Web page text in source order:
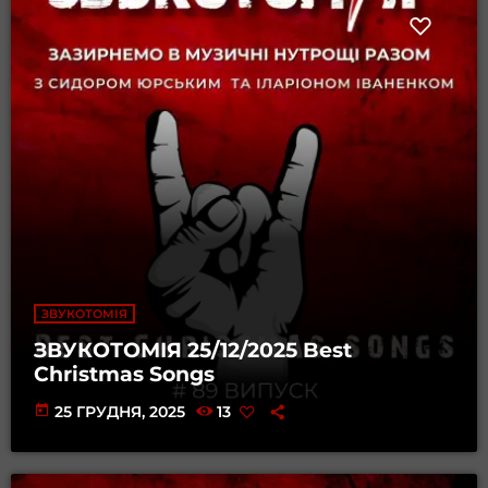
ЗВУКОТОМІЯ
ЗВУКОТОМІЯ 25/12/2025 Best
Christmas Songs
today 25 ГРУДНЯ, 2025 13